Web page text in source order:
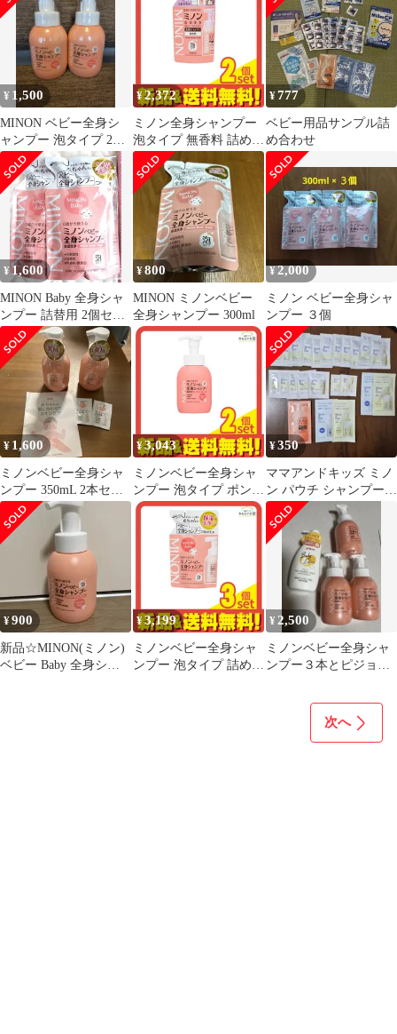
¥ 1,500
MINON ベビー全身シ
ャンプー 泡タイプ 2本
セット
¥2,372
ミノン全身シャンプー
泡タイプ 無香料 詰め替
え用 400mL 2個セット
まとめ売り
¥777
ベビー用品サンプル詰
め合わせ
¥1,600
MINON Baby 全身シャ
ンプー 詰替用 2個セッ
ト ミノン
¥800
MINON ミノンベビー
全身シャンプー 300ml
¥2,000
ミノン ベビー全身シャ
ンプー ３個
¥ 1,600
ミノンベビー全身シャ
ンプー 350mL 2本セッ
ト
¥3,043
ミノンベビー全身シャ
ンプー 泡タイプ ポンプ
本体 350mL 2個セット
まとめ売り
¥350
ママアンドキッズ ミノ
ン パウチ シャンプー
ベビーミルキーローシ
ョン クリーム
¥900
新品☆MINON(ミノン)
ベビー Baby 全身シャ
¥3,199
ミノンベビー全身シャ
ンプー 泡タイプ 詰め替
¥ 2,500
ミノンベビー全身シャ
ンプー３本とピジョン
次へ